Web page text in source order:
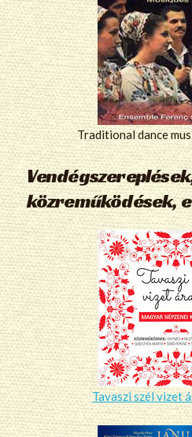
Traditional dance
közreműködések,
Tavaszi szél vizet